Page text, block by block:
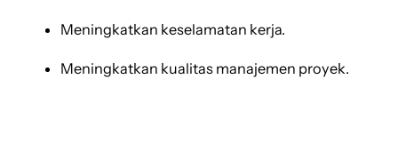
Meningkatkan keselamatan kerja.
Meningkatkan kualitas manajemen proyek.